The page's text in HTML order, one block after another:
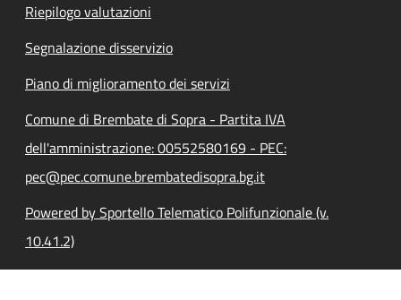
Riepilogo valutazioni
Segnalazione disservizio
Piano di miglioramento dei servizi
Comune di Brembate di Sopra - Partita IVA
dell'amministrazione: 00552580169 - PEC:
pec@pec.comune.brembatedisopra.bg.it
Powered by Sportello Telematico Polifunzionale (v.
10.41.2)